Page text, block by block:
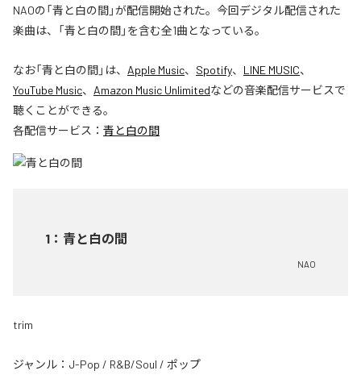
NAOの「青と白の間」が配信開始された。今回デジタル配信された
楽曲は、「青と白の間」を含む全1曲となっている。
なお「青と白の間」は、 Apple Music、 Spotify、 LINE MUSIC、
YouTube Music、 Amazon Music Unlimitedなどの音楽配信サービスで
聴くことができる。
各配信サービス： 青と白の間
1 ： 青と白の間
NAO
trim
ジャンル： J-Pop / R&B/Soul / ポップ